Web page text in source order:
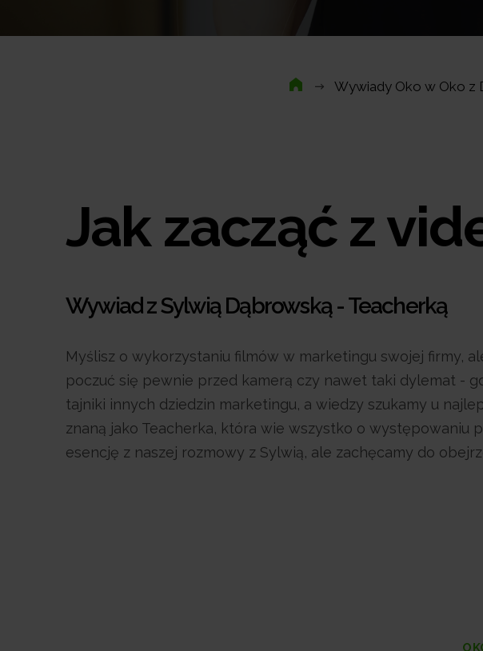
Wywiady Oko w Oko z
Jak zacząć z
Wywiad z Sylwią Dąbrowską - Teacherką
Myślisz o wykorzystaniu filmów w marketingu swojej firmy,
poczuć się pewnie przed kamerą czy nawet taki dylemat -
tajniki innych dziedzin marketingu, a wiedzy szukamy u
znaną jako Teacherka, która wie wszystko o występowaniu
esencję z naszej rozmowy z Sylwią, ale zachęcamy do